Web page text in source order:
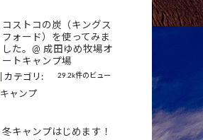
コストコの炭（キングス
フォード）を使ってみま
した。@ 成田ゆめ牧場オ
ートキャンプ場
29.2k件のビュー
カテゴリ:
キャンプ
冬キャンプはじめます！